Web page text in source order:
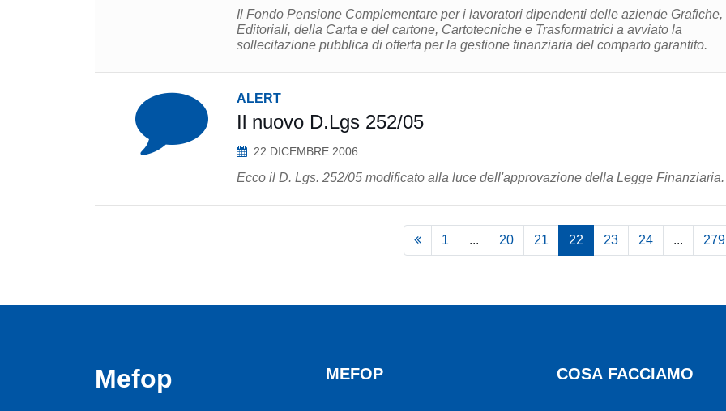
Il Fondo Pensione Complementare per i lavoratori dipendenti delle aziende Grafiche,
Editoriali, della Carta e del cartone, Cartotecniche e Trasformatrici a avviato la
sollecitazione pubblica di offerta per la gestione finanziaria del comparto garantito.
ALERT
Il nuovo D.Lgs 252/05
22 DICEMBRE 2006
Ecco il D. Lgs. 252/05 modificato alla luce dell'approvazione della Legge Finanziaria.
1 ... 20 21 22 23 24 ... 279
Mefop MEFOP COSA FACCIAMO